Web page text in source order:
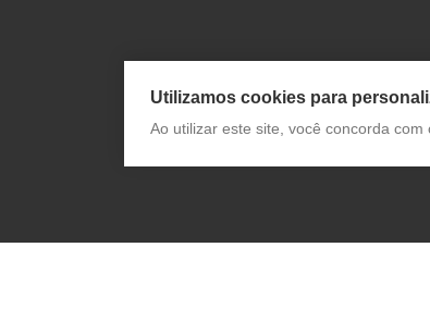
Utilizamos cookies para
Ao utilizar este site, você concorda